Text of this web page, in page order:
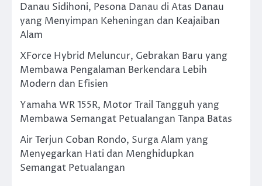
Danau Sidihoni, Pesona Danau di Atas Danau
yang Menyimpan Keheningan dan Keajaiban
Alam
XForce Hybrid Meluncur, Gebrakan Baru yang
Membawa Pengalaman Berkendara Lebih
Modern dan Efisien
Yamaha WR 155R, Motor Trail Tangguh yang
Membawa Semangat Petualangan Tanpa Batas
Air Terjun Coban Rondo, Surga Alam yang
Menyegarkan Hati dan Menghidupkan
Semangat Petualangan